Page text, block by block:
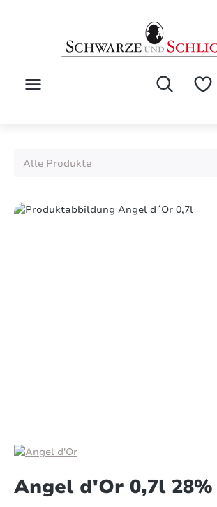
Alle Produkte
Bildergalerie überspringen
Angel d'Or 0,7l